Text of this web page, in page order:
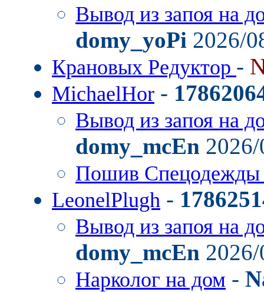
Вывод из запоя на
domy_yoPi 2026/
Крановых Редуктор -
MichaelHor -
Вывод из запоя на
domy_mcEn
Пошив
LeonelPlugh -
Вывод из запоя на
domy_mcEn
Нарколог на дом -